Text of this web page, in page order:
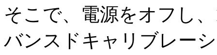
そこで、電源をオフし
バンスドキャリブレー